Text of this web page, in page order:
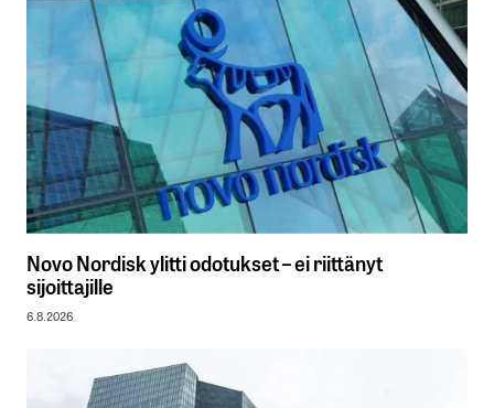
Novo Nordisk ylitti odotukset – ei riittänyt
sijoittajille
6.8.2026